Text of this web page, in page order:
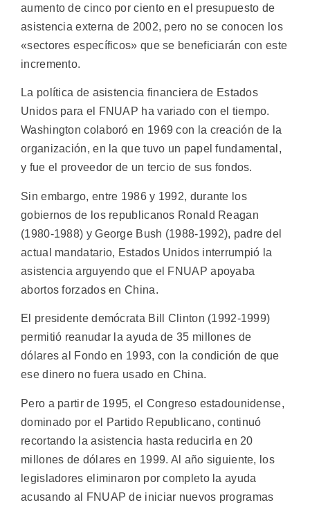
aumento de cinco por ciento en el presupuesto de
asistencia externa de 2002, pero no se conocen los
«sectores específicos» que se beneficiarán con este
incremento.
La política de asistencia financiera de Estados
Unidos para el FNUAP ha variado con el tiempo.
Washington colaboró en 1969 con la creación de la
organización, en la que tuvo un papel fundamental,
y fue el proveedor de un tercio de sus fondos.
Sin embargo, entre 1986 y 1992, durante los
gobiernos de los republicanos Ronald Reagan
(1980-1988) y George Bush (1988-1992), padre del
actual mandatario, Estados Unidos interrumpió la
asistencia arguyendo que el FNUAP apoyaba
abortos forzados en China.
El presidente demócrata Bill Clinton (1992-1999)
permitió reanudar la ayuda de 35 millones de
dólares al Fondo en 1993, con la condición de que
ese dinero no fuera usado en China.
Pero a partir de 1995, el Congreso estadounidense,
dominado por el Partido Republicano, continuó
recortando la asistencia hasta reducirla en 20
millones de dólares en 1999. Al año siguiente, los
legisladores eliminaron por completo la ayuda
acusando al FNUAP de iniciar nuevos programas